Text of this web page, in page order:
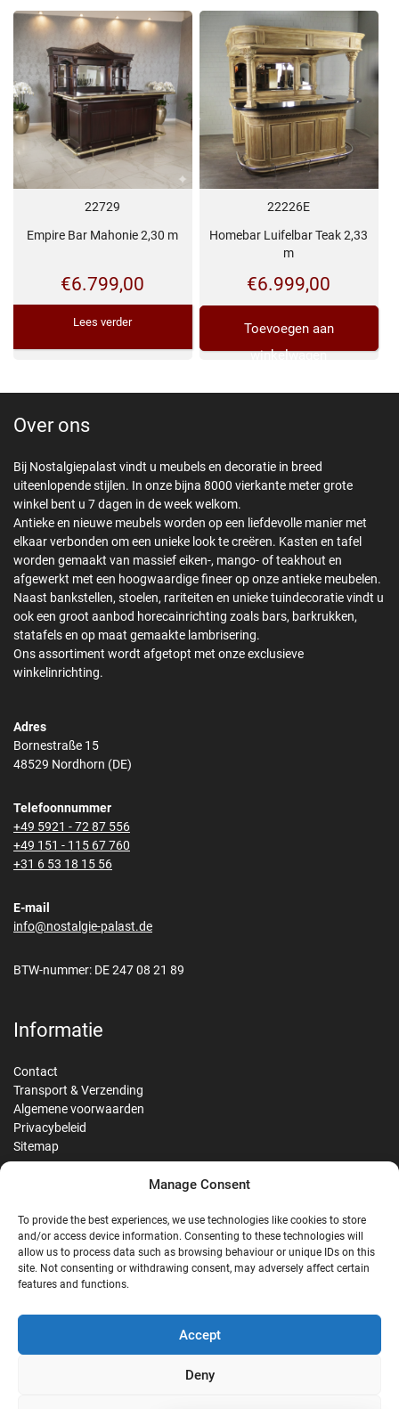
Manage Consent
To provide the best experiences, we use technologies like cookies to store
and/or access device information. Consenting to these technologies will
allow us to process data such as browsing behaviour or unique IDs on this
site. Not consenting or withdrawing consent, may adversely affect certain
features and functions.
Accept
Deny
22729
Empire Bar Mahonie 2,30 m
€6.799,00
Lees verder
22226E
Homebar Luifelbar Teak 2,33
m
€6.999,00
Toevoegen aan
winkelwagen
Over ons
Bij Nostalgiepalast vindt u meubels en decoratie in breed
uiteenlopende stijlen. In onze bijna 8000 vierkante meter grote
winkel bent u 7 dagen in de week welkom.
Antieke en nieuwe meubels worden op een liefdevolle manier met
elkaar verbonden om een unieke look te creëren. Kasten en tafel
worden gemaakt van massief eiken-, mango- of teakhout en
afgewerkt met een hoogwaardige fineer op onze antieke meubelen.
Naast bankstellen, stoelen, rariteiten en unieke tuindecoratie vindt u
ook een groot aanbod horecainrichting zoals bars, barkrukken,
statafels en op maat gemaakte lambrisering.
Ons assortiment wordt afgetopt met onze exclusieve
winkelinrichting.
Adres
Bornestraße 15
48529 Nordhorn (DE)
Telefoonnummer
+49 5921 - 72 87 556
+49 151 - 115 67 760
+31 6 53 18 15 56
E-mail
info@nostalgie-palast.de
BTW-nummer: DE 247 08 21 89
Informatie
Contact
Transport & Verzending
Algemene voorwaarden
Privacybeleid
Sitemap
G Google Reviews